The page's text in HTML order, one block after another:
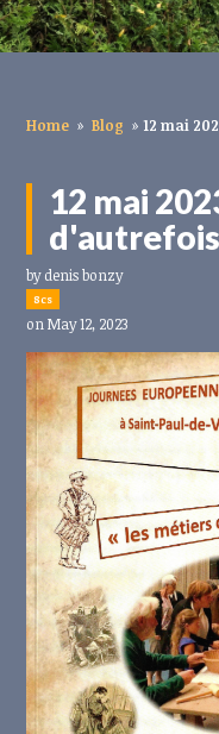
Home » Blog » 12 mai
12 mai
d'autrefois
bydenis bonzy
8cs
on May 12, 2023